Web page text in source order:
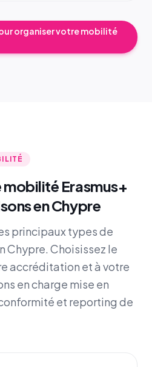
organiser votre mobilité
Erasmus+
en Chypre
principaux types de
Chypre. Choisissez le
accréditation et à votre
en charge mise en
et reporting de